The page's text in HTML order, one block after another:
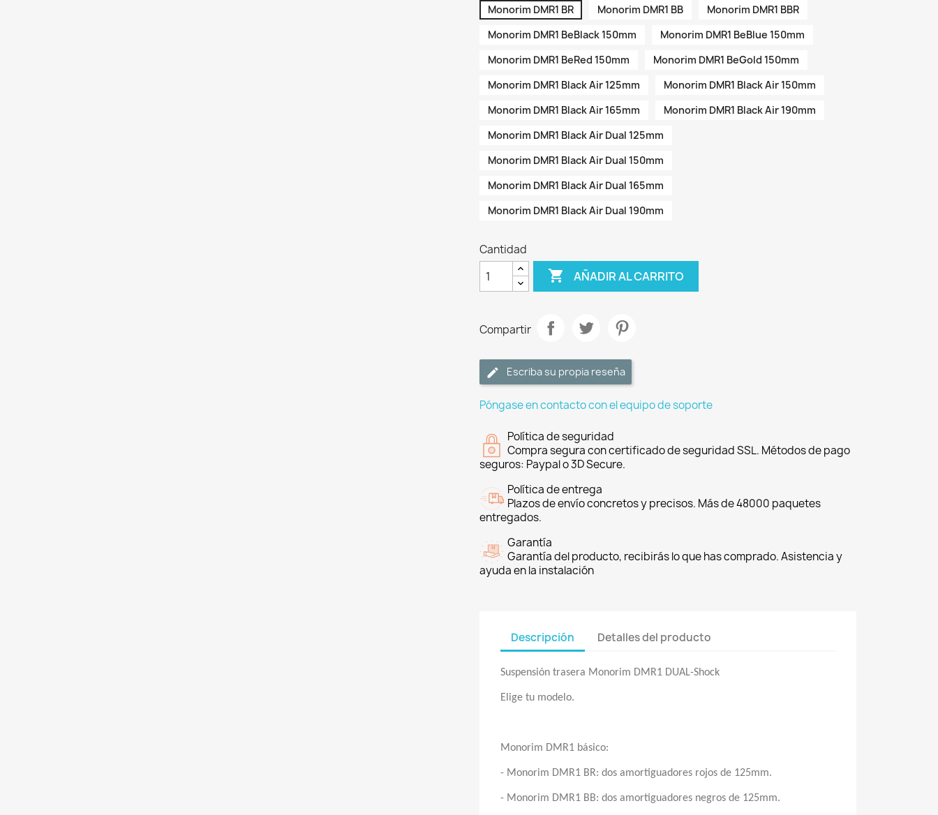
Monorim DMR1 BR Monorim DMR1 BB
Monorim DMR1 BBR
Monorim DMR1 BeBlack 150mm
Monorim DMR1 BeBlue 150mm
Monorim DMR1 BeRed 150mm
Monorim DMR1 BeGold 150mm
Monorim DMR1 Black Air 125mm
Monorim DMR1 Black Air 150mm
Monorim DMR1 Black Air 165mm
Monorim DMR1 Black Air 190mm
Monorim DMR1 Black Air Dual 125mm
Monorim DMR1 Black Air Dual 150mm
Monorim DMR1 Black Air Dual 165mm
Monorim DMR1 Black Air Dual 190mm
Cantidad
 AÑADIR AL CARRITO
Compartir
Escriba su propia reseña
Póngase en contacto con el equipo de soporte
Política de seguridad
Compra segura con certificado de seguridad SSL. Métodos de pago
seguros: Paypal o 3D Secure.
Política de entrega
Plazos de envío concretos y precisos. Más de 48000 paquetes
entregados.
Garantía
Garantía del producto, recibirás lo que has comprado. Asistencia y
ayuda en la instalación
Descripción Detalles del producto
Suspensión trasera Monorim DMR1 DUAL-Shock
Elige tu modelo.
Monorim DMR1 básico:
- Monorim DMR1 BR: dos amortiguadores rojos de 125mm.
- Monorim DMR1 BB: dos amortiguadores negros de 125mm.